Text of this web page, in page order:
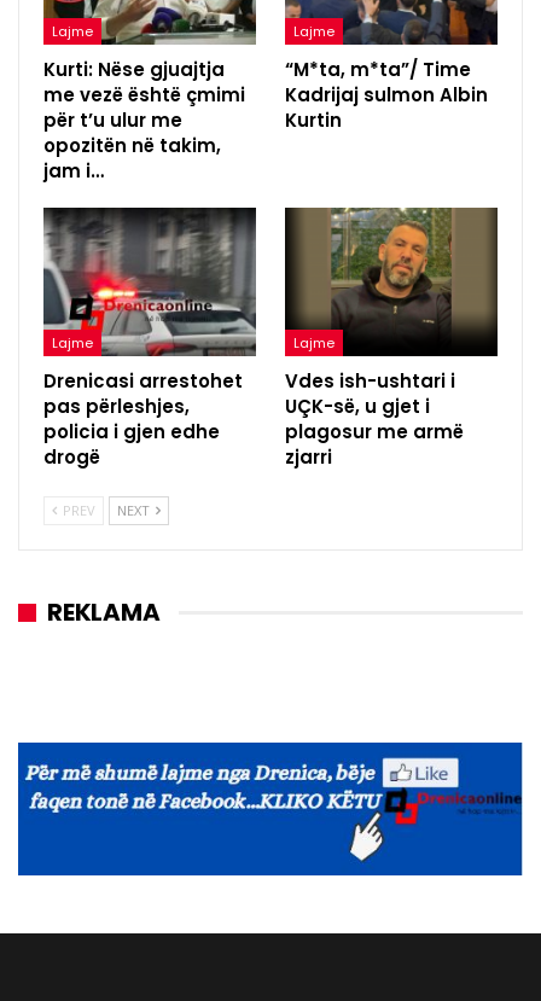
Lajme
Kurti: Nëse gjuajtja
me vezë është çmimi
për t’u ulur me
opozitën në takim,
jam i…
Lajme
“M*ta, m*ta”/ Time
Kadrijaj sulmon Albin
Kurtin
Lajme
Drenicasi arrestohet
pas përleshjes,
policia i gjen edhe
drogë
Lajme
Vdes ish-ushtari i
UÇK-së, u gjet i
plagosur me armë
zjarri
PREV NEXT
REKLAMA